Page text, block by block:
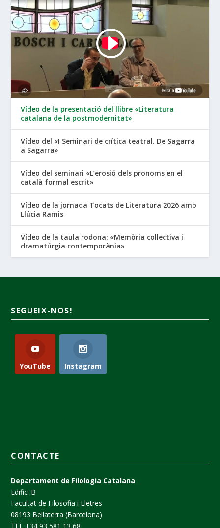
Vídeo de la presentació del llibre «Literatura
catalana de la postmodernitat»
Vídeo del «I Seminari de crítica teatral. De Sagarra
a Sagarra»
Vídeo del seminari «L’erosió dels pronoms en el
català formal escrit»
Vídeo de la jornada Tocats de Literatura 2026 amb
Llúcia Ramis
Vídeo de la taula rodona: «Memòria col·lectiva i
dramatúrgia contemporània»
SEGUEIX-NOS!
YouTube Instagram
CONTACTE
Departament de Filologia Catalana
Edifici B
Facultat de Filosofia i Lletres
08193 Bellaterra (Barcelona)
TEL +34 93 581 13 68